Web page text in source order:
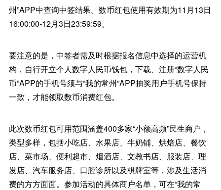
州”APP中查询中签结果。数币红包使用有效期为11月13日
16:00:00-12月3日23:59:59。
要注意的是，中签者需及时根据报名信息中选择的运营机
构，自行开立个人数字人民币钱包，下载、注册“数字人民
币”APP的手机号须与“我的常州”APP抽奖用户手机号保持
一致，才能领取数币消费红包。
此次数币红包可用范围涵盖400多家“小额高频”民生商户，
类型多样，包括小吃店、水果店、牛奶铺、烘焙店、餐饮
店、菜市场、便利超市、烟酒店、文教书店、服装店、理
发店、汽车服务店、口腔诊所以及棋牌室等，涉及生活消
费的方方面面。参加活动的具体商户名单，可在“我的常